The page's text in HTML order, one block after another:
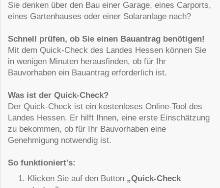
Sie denken über den Bau einer Garage, eines Carports,
eines Gartenhauses oder einer Solaranlage nach?
Schnell prüfen, ob Sie einen Bauantrag benötigen!
Mit dem Quick-Check des Landes Hessen können Sie
in wenigen Minuten herausfinden, ob für Ihr
Bauvorhaben ein Bauantrag erforderlich ist.
Was ist der Quick-Check?
Der Quick-Check ist ein kostenloses Online-Tool des
Landes Hessen. Er hilft Ihnen, eine erste Einschätzung
zu bekommen, ob für Ihr Bauvorhaben eine
Genehmigung notwendig ist.
So funktioniert's:
Klicken Sie auf den Button „Quick-Check